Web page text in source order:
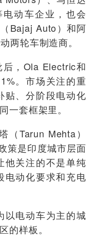
电动车企业，也会
Bajaj Auto）和阿
两轮车制造商。
，Ola Electric和
。市场关注的重
贴、分阶段电动化
一套框架里。
（Tarun Mehta）
策是印度城市层面
他关注的不是单纯
电动化要求和充电
以电动车为主的城
的样板。